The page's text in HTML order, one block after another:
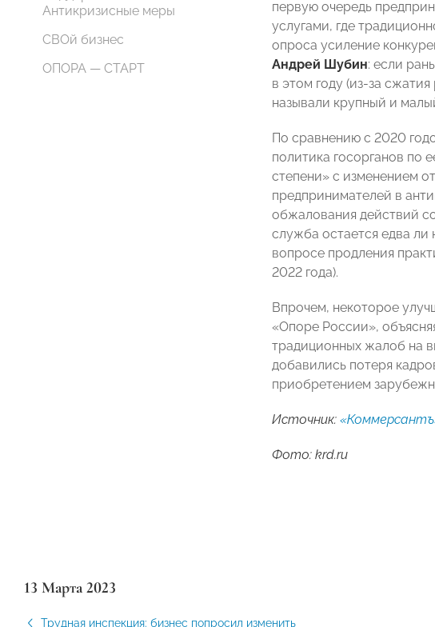
Антикризисные меры
СВОй бизнес
ОПОРА — СТАРТ
первую очередь
услугами, где
опроса усиление
Андрей Шубин: если
в этом году (из-за
называли крупный и
По сравнению с 2020
политика госорганов по
степени» с изменением
предпринимателей в
обжалования действий
служба остается едва
вопросе продления
2022 года).
Впрочем, некоторое
«Опоре России»,
традиционных жалоб на
добавились потеря
приобретением
Источник:
Фото: krd.ru
13 Марта 2023
Трудная инспекция: бизнес попросил изменить